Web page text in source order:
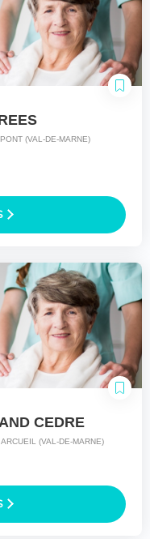
(VAL-DE-MARNE)
CEDRE
(VAL-DE-MARNE)